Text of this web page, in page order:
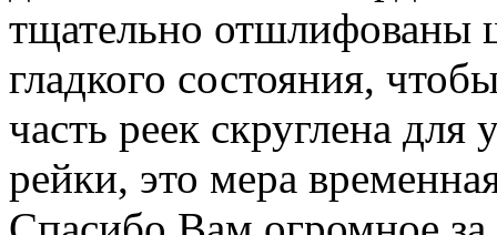
тщательно отшлифованы
гладкого состояния,
часть реек скруглена
рейки, это мера